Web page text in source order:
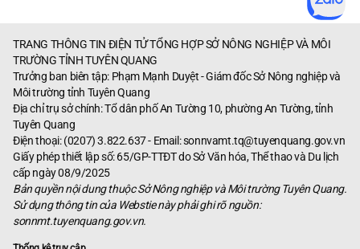
TRANG THÔNG TIN ĐIỆN TỬ TỔNG HỢP SỞ NÔNG NGHIỆP VÀ MÔI
TRƯỜNG TỈNH TUYÊN QUANG
Trưởng ban biên tập: Phạm Mạnh Duyệt - Giám đốc Sở Nông nghiệp và
Môi trường tỉnh Tuyên Quang
Địa chỉ trụ sở chính: Tổ dân phố An Tường 10, phường An Tường, tỉnh
Tuyên Quang
Điện thoại: (0207) 3.822.637 - Email:sonnvamt.tq@tuyenquang.gov.vn
Giấy phép thiết lập số: 65/GP-TTĐT do Sở Văn hóa, Thể thao và Du lịch
cấp ngày 08/9/2025
Bản quyền nội dung thuộc Sở Nông nghiệp và Môi trường Tuyên Quang.
Sử dụng thông tin của Webstie này phải ghi rõ nguồn:
sonnmt.tuyenquang.gov.vn.